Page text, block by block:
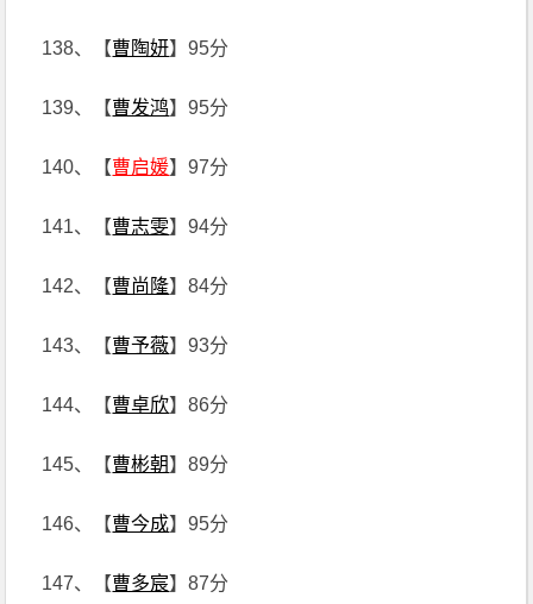
138、【曹陶妍】95分
139、【曹发鸿】95分
140、【曹启媛】97分
141、【曹志雯】94分
142、【曹尚隆】84分
143、【曹予薇】93分
144、【曹卓欣】86分
145、【曹彬朝】89分
146、【曹今成】95分
147、【曹多宸】87分